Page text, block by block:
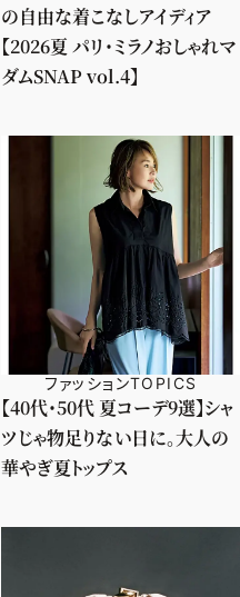
の自由な着こなしアイディア
【2026夏 パリ・ミラノおしゃれマ
ダムSNAP vol.4】
ファッションTOPICS
【40代・50代 夏コーデ9選】シャ
ツじゃ物足りない日に。大人の
華やぎ夏トップス